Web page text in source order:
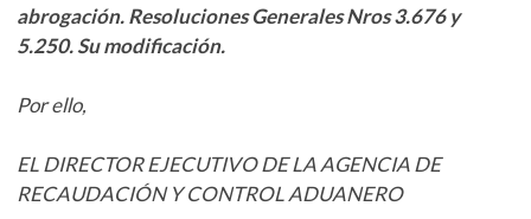
abrogación. Resoluciones Generales Nros 3.676 y
5.250. Su modificación.
Por ello,
EL DIRECTOR EJECUTIVO DE LA AGENCIA DE
RECAUDACIÓN Y CONTROL ADUANERO